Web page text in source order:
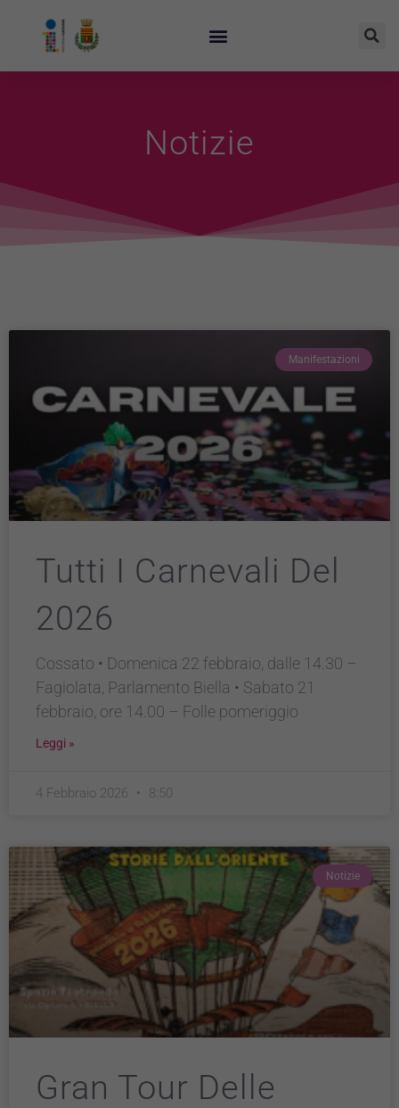
Notizie
Manifestazioni
Tutti I Carnevali Del
2026
Cossato • Domenica 22 febbraio, dalle 14.30 –
Fagiolata, Parlamento Biella • Sabato 21
febbraio, ore 14.00 – Folle pomeriggio
Leggi »
4 Febbraio 2026 8:50
Notizie
Gran Tour Delle